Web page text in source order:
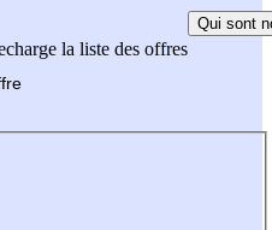
la liste des offres
Qui sont